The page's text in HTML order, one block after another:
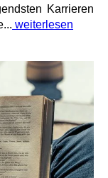
Karrieren
weiterlesen